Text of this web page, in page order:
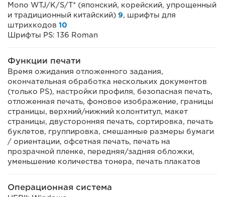
Mono WTJ/K/S/T* (японский, корейский, упрощенный
и традиционный китайский) 9, шрифты для
штрихкодов 10
Шрифты PS: 136 Roman
Функции печати
Время ожидания отложенного задания,
окончательная обработка нескольких документов
(только PS), настройки профиля, безопасная печать,
отложенная печать, фоновое изображение, границы
страницы, верхний/нижний колонтитул, макет
страницы, двусторонняя печать, сортировка, печать
буклетов, группировка, смешанные размеры бумаги
/ ориентации, офсетная печать, печать на
прозрачной пленке, передняя/задняя обложки,
уменьшение количества тонера, печать плакатов
Операционная система